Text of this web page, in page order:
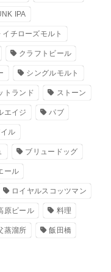
IPA
イチローズモルト
クラフトビール
シングルモルト
トランド ストーン
エイジ パブ
ル
ブリュードッグ
ール
ロイヤルスコッツマン
原ビール 料理
蒸溜所 飯田橋